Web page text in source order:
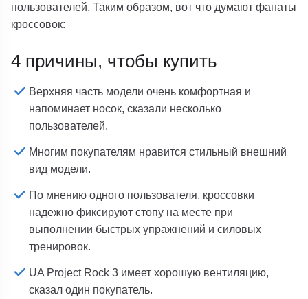
пользователей. Таким образом, вот что думают фанаты
кроссовок:
4 причины, чтобы купить
Верхняя часть модели очень комфортная и
напоминает носок, сказали несколько
пользователей.
Многим покупателям нравится стильный внешний
вид модели.
По мнению одного пользователя, кроссовки
надежно фиксируют стопу на месте при
выполнении быстрых упражнений и силовых
тренировок.
UA Project Rock 3 имеет хорошую вентиляцию,
сказал один покупатель.